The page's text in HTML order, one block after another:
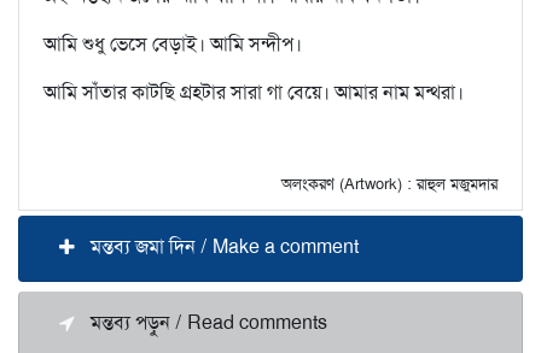
আমি শুধু ভেসে বেড়াই। আমি সন্দীপ।
আমি সাঁতার কাটছি গ্রহটার সারা গা বেয়ে। আমার নাম মন্থরা।
অলংকরণ (Artwork) : রাহুল মজুমদার
মন্তব্য জমা দিন / Make a comment
মন্তব্য পড়ুন / Read comments